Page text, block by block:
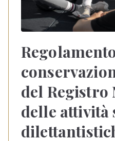
del Registro
delle attività